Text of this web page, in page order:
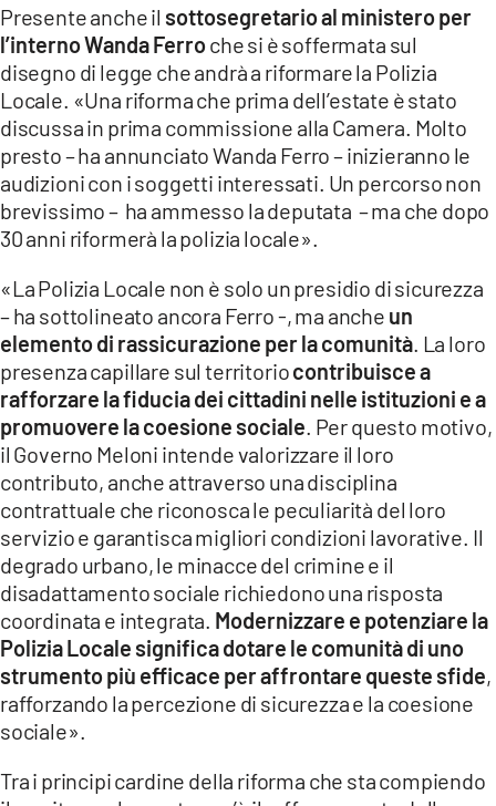
Presente anche il sottosegretario al ministero per
l’interno Wanda Ferroche si è soffermata sul
disegno di legge che andrà a riformare la Polizia
Locale. «Una riforma che prima dell’estate è stato
discussa in prima commissione alla Camera. Molto
presto – ha annunciato Wanda Ferro – inizieranno le
audizioni con i soggetti interessati. Un percorso non
brevissimo – ha ammesso la deputata – ma che dopo
30 anni riformerà la polizia locale».
«La Polizia Locale non è solo un presidio di sicurezza
– ha sottolineato ancora Ferro -, ma anche un
elemento di rassicurazione per la comunità. La loro
presenza capillare sul territoriocontribuisce a
rafforzare la fiducia dei cittadini nelle istituzioni e a
promuovere la coesione sociale. Per questo motivo,
il Governo Meloni intende valorizzare il loro
contributo, anche attraverso una disciplina
contrattuale che riconosca le peculiarità del loro
servizio e garantisca migliori condizioni lavorative. Il
degrado urbano, le minacce del crimine e il
disadattamento sociale richiedono una risposta
coordinata e integrata. Modernizzare e potenziare la
Polizia Locale significa dotare le comunità di uno
strumento più efficace per affrontare queste sfide,
rafforzando la percezione di sicurezza e la coesione
sociale».
Tra i principi cardine della riforma che sta compiendo